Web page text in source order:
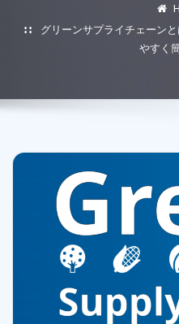
グリーンサプライチェーン
やすく